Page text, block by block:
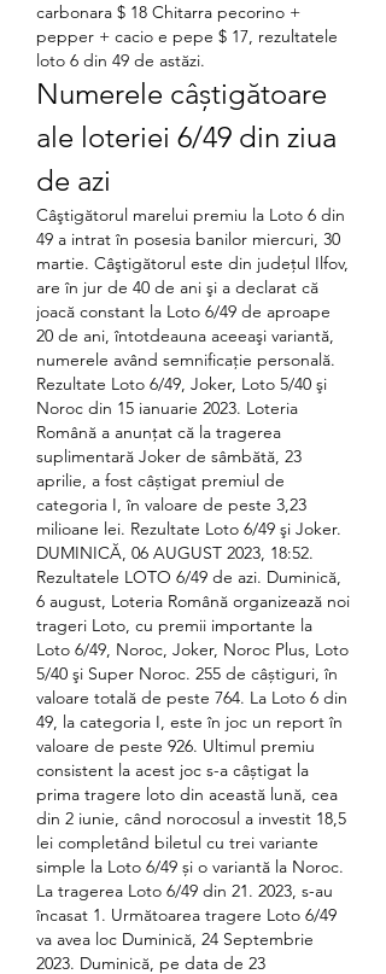
carbonara $ 18 Chitarra pecorino +
pepper + cacio e pepe $ 17, rezultatele
loto 6 din 49 de astăzi.
Numerele câștigătoare
ale loteriei 6/49 din ziua
de azi
Câştigătorul marelui premiu la Loto 6 din
49 a intrat în posesia banilor miercuri, 30
martie. Câştigătorul este din judeţul Ilfov,
are în jur de 40 de ani şi a declarat că
joacă constant la Loto 6/49 de aproape
20 de ani, întotdeauna aceeaşi variantă,
numerele având semnificaţie personală.
Rezultate Loto 6/49, Joker, Loto 5/40 şi
Noroc din 15 ianuarie 2023. Loteria
Română a anunțat că la tragerea
suplimentară Joker de sâmbătă, 23
aprilie, a fost câștigat premiul de
categoria I, în valoare de peste 3,23
milioane lei. Rezultate Loto 6/49 şi Joker.
DUMINICĂ, 06 AUGUST 2023, 18:52.
Rezultatele LOTO 6/49 de azi. Duminică,
6 august, Loteria Română organizează noi
trageri Loto, cu premii importante la
Loto 6/49, Noroc, Joker, Noroc Plus, Loto
5/40 şi Super Noroc. 255 de câștiguri, în
valoare totală de peste 764. La Loto 6 din
49, la categoria I, este în joc un report în
valoare de peste 926. Ultimul premiu
consistent la acest joc s-a câștigat la
prima tragere loto din această lună, cea
din 2 iunie, când norocosul a investit 18,5
lei completând biletul cu trei variante
simple la Loto 6/49 și o variantă la Noroc.
La tragerea Loto 6/49 din 21. 2023, s-au
încasat 1. Următoarea tragere Loto 6/49
va avea loc Duminică, 24 Septembrie
2023. Duminică, pe data de 23